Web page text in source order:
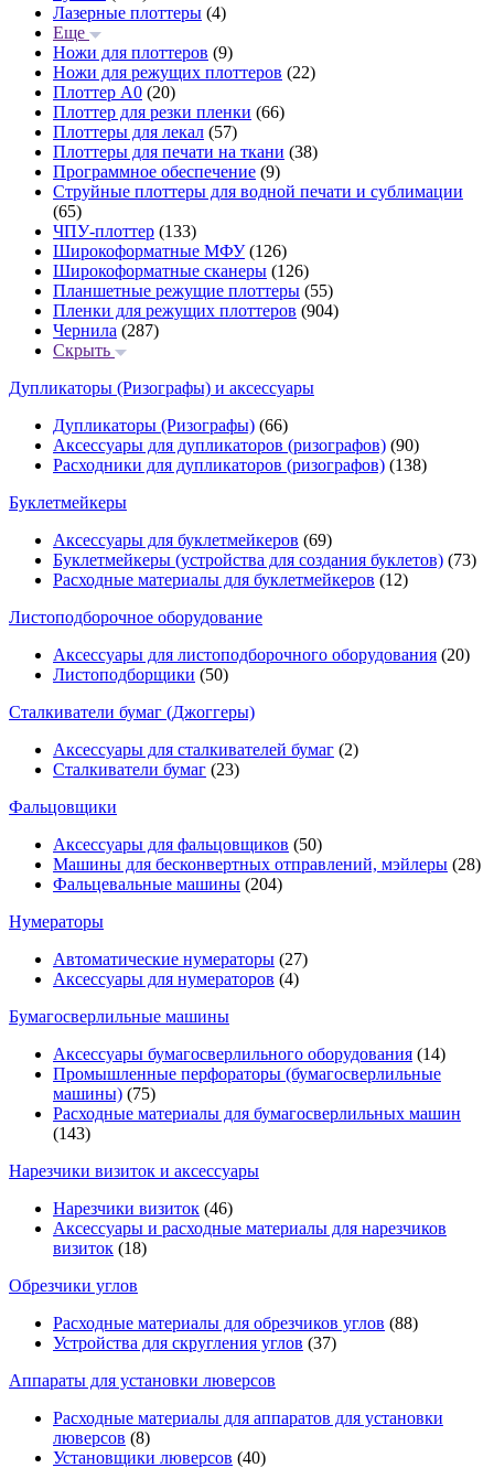
Лазерные плоттеры (4)
Еще
Ножи для плоттеров (9)
Ножи для режущих плоттеров (22)
Плоттер А0 (20)
Плоттер для резки пленки (66)
Плоттеры для лекал (57)
Плоттеры для печати на ткани (38)
Программное обеспечение (9)
Струйные плоттеры для водной печати и сублимации
(65)
ЧПУ-плоттер (133)
Широкоформатные МФУ(126)
Широкоформатные сканеры (126)
Планшетные режущие плоттеры (55)
Пленки для режущих плоттеров (904)
Чернила (287)
Скрыть
Дупликаторы (Ризографы) и аксессуары
Дупликаторы (Ризографы) (66)
Аксессуары для дупликаторов (ризографов) (90)
Расходники для дупликаторов (ризографов) (138)
Буклетмейкеры
Аксессуары для буклетмейкеров (69)
Буклетмейкеры (устройства для создания буклетов) (73)
Расходные материалы для буклетмейкеров (12)
Листоподборочное оборудование
Аксессуары для листоподборочного оборудования (20)
Листоподборщики (50)
Сталкиватели бумаг (Джоггеры)
Аксессуары для сталкивателей бумаг (2)
Сталкиватели бумаг (23)
Фальцовщики
Аксессуары для фальцовщиков (50)
Машины для бесконвертных отправлений, мэйлеры (28)
Фальцевальные машины (204)
Нумераторы
Автоматические нумераторы (27)
Аксессуары для нумераторов (4)
Бумагосверлильные машины
Аксессуары бумагосверлильного оборудования (14)
Промышленные перфораторы (бумагосверлильные
машины) (75)
Расходные материалы для бумагосверлильных машин
(143)
Нарезчики визиток и аксессуары
Нарезчики визиток (46)
Аксессуары и расходные материалы для нарезчиков
визиток (18)
Обрезчики углов
Расходные материалы для обрезчиков углов (88)
Устройства для скругления углов (37)
Аппараты для установки люверсов
Расходные материалы для аппаратов для установки
люверсов (8)
Установщики люверсов (40)